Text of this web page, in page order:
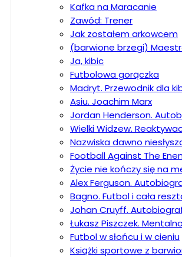
Kafka na Maracanie
Zawód: Trener
Jak zostałem arkowcem
(barwione brzegi)
Ja, kibic
Futbolowa gorączka
Madryt. Przewodnik dla
Asiu. Joachim Marx
Jordan Henderson.
Wielki Widzew.
Nazwiska dawno
Football Against The
Życie nie kończy się na
Alex Ferguson.
Bagno. Futbol i cała
Johan Cruyff.
Łukasz Piszczek.
Futbol w słońcu i w cieniu
Książki sportowe z